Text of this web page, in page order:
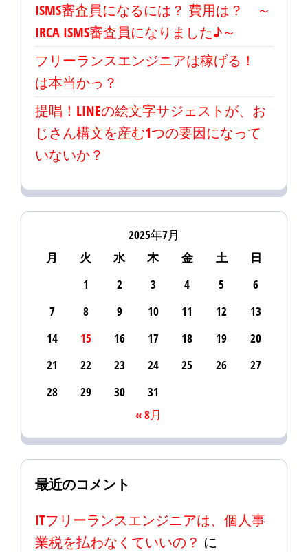
ISMS審査員になるには？ 費用は？ ～
IRCA ISMS審査員になりました♪～
フリーランスエンジニアは稼げる！
は本当かっ？
提唱！LINEの絵文字サジェストが、お
じさん構文を産む1つの要因になって
いないか？
2025年7月
月
火 水 木 金 土
日
1
2 3 4 5
6
7
8 9 10 11 12
13
14
15 16 17 18 19
20
21
22 23 24 25 26
27
28
29 30
31
« 8月
最近のコメント
ITフリーランスエンジニアは、個人事
業税を払わなくていいの？ に